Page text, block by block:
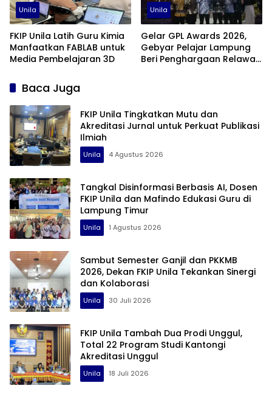
Unila
FKIP Unila Latih Guru Kimia
Manfaatkan FABLAB untuk
Media Pembelajaran 3D
Unila
Gelar GPL Awards 2026,
Gebyar Pelajar Lampung
Beri Penghargaan Relawan
Baca Juga
FKIP Unila Tingkatkan Mutu dan
Akreditasi Jurnal untuk Perkuat Publikasi
Ilmiah
Unila 4 Agustus 2026
Tangkal Disinformasi Berbasis AI, Dosen
FKIP Unila dan Mafindo Edukasi Guru di
Lampung Timur
Unila 1 Agustus 2026
Sambut Semester Ganjil dan PKKMB
2026, Dekan FKIP Unila Tekankan Sinergi
dan Kolaborasi
Unila 30 Juli 2026
FKIP Unila Tambah Dua Prodi Unggul,
Total 22 Program Studi Kantongi
Akreditasi Unggul
Unila 18 Juli 2026